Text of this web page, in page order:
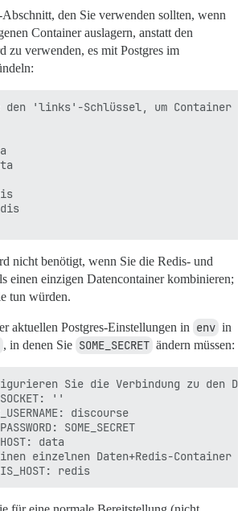
Abschnitt, den Sie verwenden sollten, wenn
Container auslagern, anstatt den
zu verwenden, es mit Postgres im
den 'links'-Schlüssel, um
nicht benötigt, wenn Sie die Redis- und
einen einzigen Datencontainer kombinieren;
tun würden.
aktuellen Postgres-Einstellungen in env in
, in denen Sie SOME_SECRET ändern müssen:
Sie die Verbindung zu den
''
discourse
SOME_SECRET
data
einzelnen Daten+Redis-Container